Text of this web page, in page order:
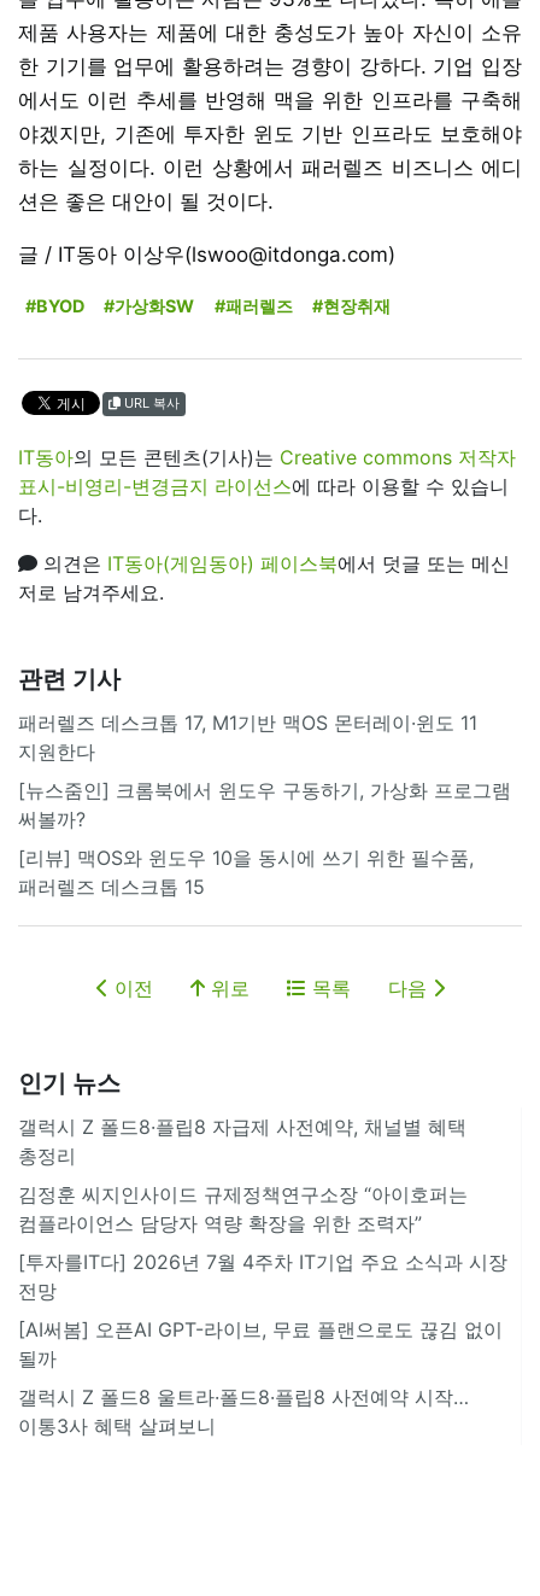
제품 사용자는 제품에 대한 충성도가 높아 자신이 소유
한 기기를 업무에 활용하려는 경향이 강하다. 기업 입장
에서도 이런 추세를 반영해 맥을 위한 인프라를 구축해
야겠지만, 기존에 투자한 윈도 기반 인프라도 보호해야
하는 실정이다. 이런 상황에서 패러렐즈 비즈니스 에디
션은 좋은 대안이 될 것이다.
글 / IT동아 이상우(lswoo@itdonga.com)
#BYOD #가상화SW #패러렐즈 #현장취재
URL 복사
IT동아의 모든 콘텐츠(기사)는 Creative commons 저작자
표시-비영리-변경금지 라이선스에 따라 이용할 수 있습니
다.
의견은 IT동아(게임동아) 페이스북에서 덧글 또는 메신
저로 남겨주세요.
관련 기사
패러렐즈 데스크톱 17, M1기반 맥OS 몬터레이·윈도 11
지원한다
[뉴스줌인] 크롬북에서 윈도우 구동하기, 가상화 프로그램
써볼까?
[리뷰] 맥OS와 윈도우 10을 동시에 쓰기 위한 필수품,
패러렐즈 데스크톱 15
이전 위로 목록 다음
인기 뉴스
갤럭시 Z 폴드8·플립8 자급제 사전예약, 채널별 혜택
총정리
김정훈 씨지인사이드 규제정책연구소장 “아이호퍼는
컴플라이언스 담당자 역량 확장을 위한 조력자”
[투자를IT다] 2026년 7월 4주차 IT기업 주요 소식과 시장
전망
[AI써봄] 오픈AI GPT-라이브, 무료 플랜으로도 끊김 없이
될까
갤럭시 Z 폴드8 울트라·폴드8·플립8 사전예약 시작…
이통3사 혜택 살펴보니